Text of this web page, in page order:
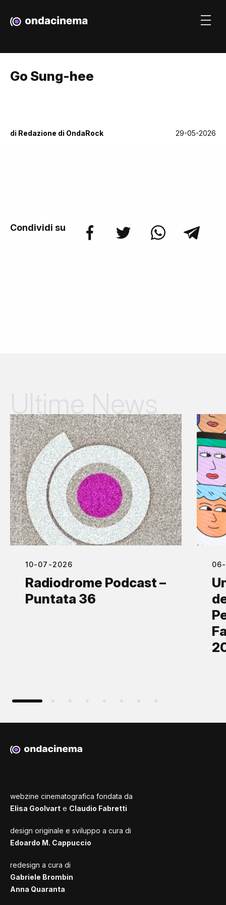
Go Sung-hee
di Redazione di OndaRock 29-05-2026
Condividi su
10-07-2026
Radiodrome Podcast –
Puntata 36
webzine cinematografica fondata da
Elisa Goolvart e Claudio Fabretti
design originale e sviluppo a cura di
Edoardo M. Cappuccio
redesign a cura di
Gabriele Brombin
Anna Quaranta